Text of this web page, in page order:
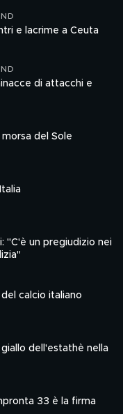
e lacrime a Ceuta
di attacchi e
del Sole
"C'è un pregiudizio nei
calcio italiano
giallo dell'estathè nella
33 è la firma